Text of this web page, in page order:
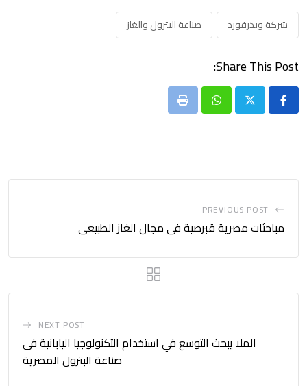
شركة ويذرفورد صناعة البترول والغاز
Share This Post:
Whatsapp
Print
PREVIOUS POST
مباحثات مصرية قبرصية فى مجال الغاز الطبيعى
NEXT POST
الملا يبحث التوسع في استخدام التكنولوجيا اليابانية فى
صناعة البترول المصرية